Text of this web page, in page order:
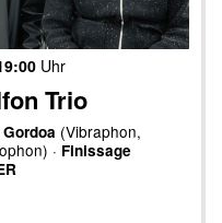
Uhr
Trio
(Vibraphon,
· Finissage